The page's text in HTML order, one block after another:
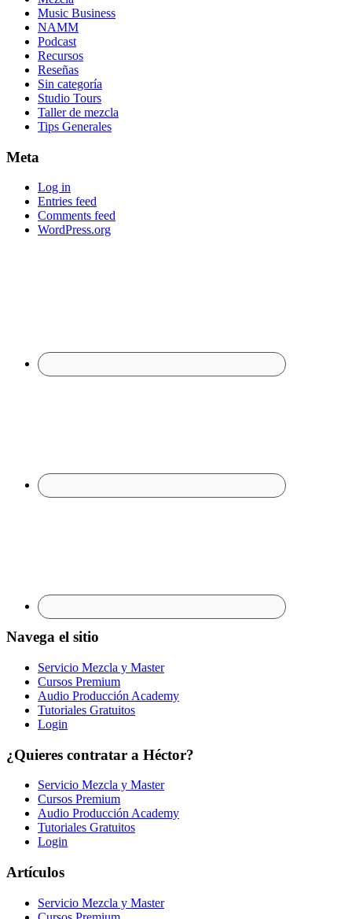
Music Business
NAMM
Podcast
Recursos
Reseñas
Sin categoría
Studio Tours
Taller de mezcla
Tips Generales
Meta
Log in
Entries feed
Comments feed
WordPress.org
Navega el sitio
Servicio Mezcla y Master
Cursos Premium
Audio Producción Academy
Tutoriales Gratuitos
Login
¿Quieres contratar a Héctor?
Servicio Mezcla y Master
Cursos Premium
Audio Producción Academy
Tutoriales Gratuitos
Login
Artículos
Servicio Mezcla y Master